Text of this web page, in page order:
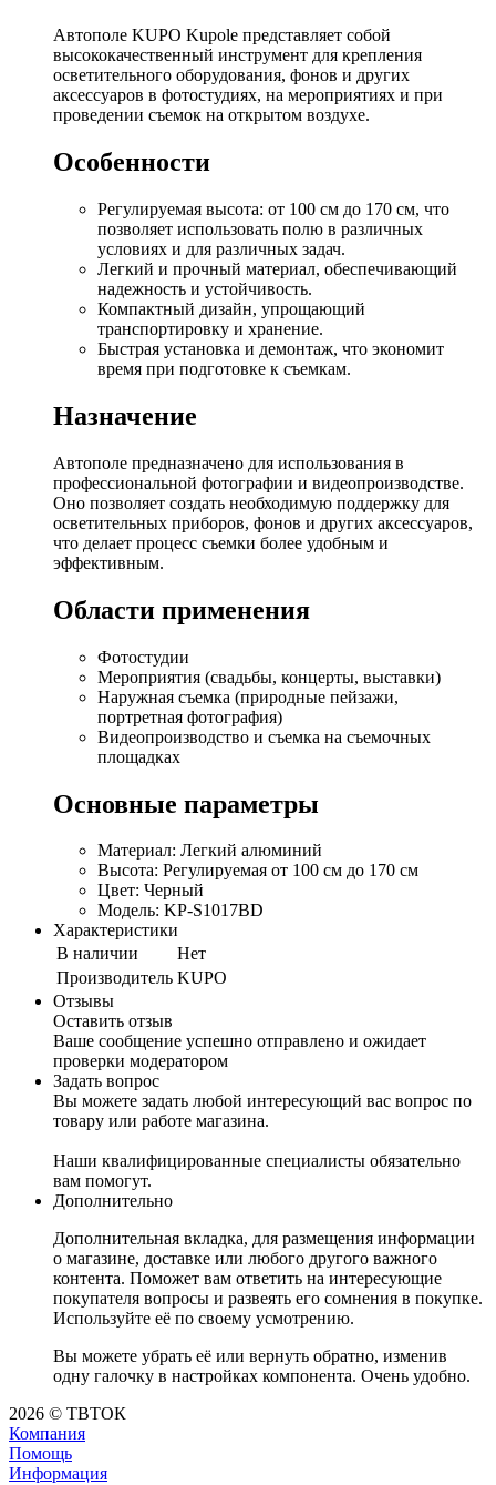
Автополе KUPO Kupole представляет собой
высококачественный инструмент для крепления
осветительного оборудования, фонов и других
аксессуаров в фотостудиях, на мероприятиях и при
проведении съемок на открытом воздухе.
Особенности
Регулируемая высота: от 100 см до 170 см, что
позволяет использовать полю в различных
условиях и для различных задач.
Легкий и прочный материал, обеспечивающий
надежность и устойчивость.
Компактный дизайн, упрощающий
транспортировку и хранение.
Быстрая установка и демонтаж, что экономит
время при подготовке к съемкам.
Назначение
Автополе предназначено для использования в
профессиональной фотографии и видеопроизводстве.
Оно позволяет создать необходимую поддержку для
осветительных приборов, фонов и других аксессуаров,
что делает процесс съемки более удобным и
эффективным.
Области применения
Фотостудии
Мероприятия (свадьбы, концерты, выставки)
Наружная съемка (природные пейзажи,
портретная фотография)
Видеопроизводство и съемка на съемочных
площадках
Основные параметры
Материал: Легкий алюминий
Высота: Регулируемая от 100 см до 170 см
Цвет: Черный
Модель: KP-S1017BD
Характеристики
В наличии
Нет
Производитель KUPO
Отзывы
Оставить отзыв
Ваше сообщение успешно отправлено и ожидает
проверки модератором
Задать вопрос
Вы можете задать любой интересующий вас вопрос по
товару или работе магазина.
Наши квалифицированные специалисты обязательно
вам помогут.
Дополнительно
Дополнительная вкладка, для размещения информации
о магазине, доставке или любого другого важного
контента. Поможет вам ответить на интересующие
покупателя вопросы и развеять его сомнения в покупке.
Используйте её по своему усмотрению.
Вы можете убрать её или вернуть обратно, изменив
одну галочку в настройках компонента. Очень удобно.
2026 © ТВТОК
Компания
Помощь
Информация